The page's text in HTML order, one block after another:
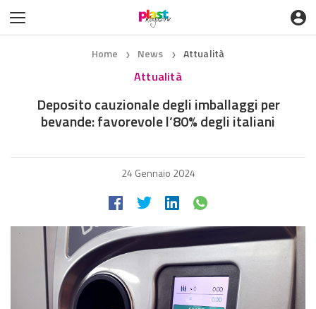
Home ❯ News ❯ Attualità
Attualità
Deposito cauzionale degli imballaggi per
bevande: favorevole l’80% degli italiani
24 Gennaio 2024